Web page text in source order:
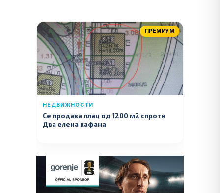
ПРЕМИУМ
НЕДВИЖНОСТИ
Се продава плац од 1200 м2 спроти
Два елена кафана